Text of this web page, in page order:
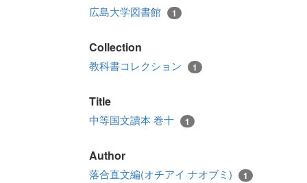
広島大学図書館 1
Collection
教科書コレクション 1
Title
中等国文讀本 巻十 1
Author
落合直文編(オチアイ ナオブミ) 1